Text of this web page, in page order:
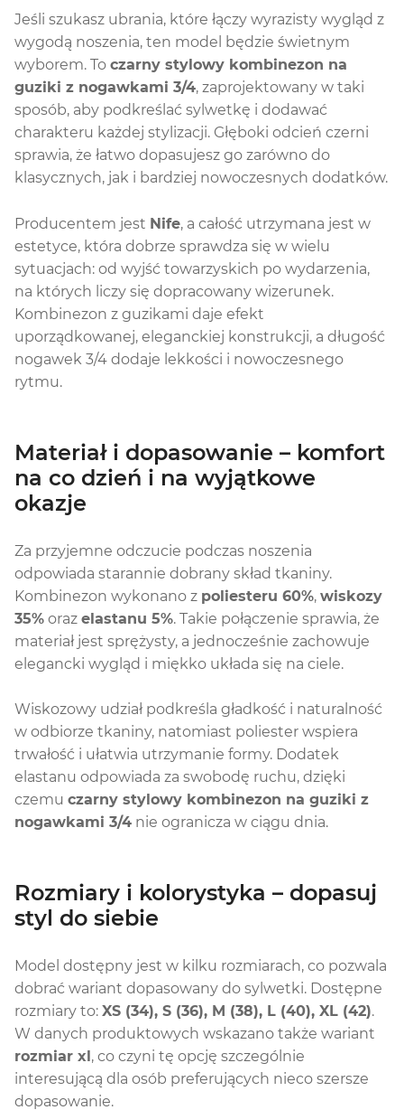
Jeśli szukasz ubrania, które łączy wyrazisty wygląd z
wygodą noszenia, ten model będzie świetnym
wyborem. To czarny stylowy kombinezon na
guziki z nogawkami 3/4, zaprojektowany w taki
sposób, aby podkreślać sylwetkę i dodawać
charakteru każdej stylizacji. Głęboki odcień czerni
sprawia, że łatwo dopasujesz go zarówno do
klasycznych, jak i bardziej nowoczesnych dodatków.
Producentem jest Nife, a całość utrzymana jest w
estetyce, która dobrze sprawdza się w wielu
sytuacjach: od wyjść towarzyskich po wydarzenia,
na których liczy się dopracowany wizerunek.
Kombinezon z guzikami daje efekt
uporządkowanej, eleganckiej konstrukcji, a długość
nogawek 3/4 dodaje lekkości i nowoczesnego
rytmu.
Materiał i dopasowanie – komfort
na co dzień i na wyjątkowe
okazje
Za przyjemne odczucie podczas noszenia
odpowiada starannie dobrany skład tkaniny.
Kombinezon wykonano z poliesteru 60%, wiskozy
35% oraz elastanu 5%. Takie połączenie sprawia, że
materiał jest sprężysty, a jednocześnie zachowuje
elegancki wygląd i miękko układa się na ciele.
Wiskozowy udział podkreśla gładkość i naturalność
w odbiorze tkaniny, natomiast poliester wspiera
trwałość i ułatwia utrzymanie formy. Dodatek
elastanu odpowiada za swobodę ruchu, dzięki
czemu czarny stylowy kombinezon na guziki z
nogawkami 3/4 nie ogranicza w ciągu dnia.
Rozmiary i kolorystyka – dopasuj
styl do siebie
Model dostępny jest w kilku rozmiarach, co pozwala
dobrać wariant dopasowany do sylwetki. Dostępne
rozmiary to: XS (34), S (36), M (38), L (40), XL (42).
W danych produktowych wskazano także wariant
rozmiar xl , co czyni tę opcję szczególnie
interesującą dla osób preferujących nieco szersze
dopasowanie.